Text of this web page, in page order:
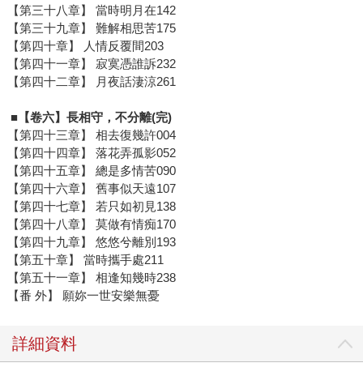
【第三十八章】 當時明月在142
【第三十九章】 難解相思苦175
【第四十章】 人情反覆間203
【第四十一章】 寂寞憑誰訴232
【第四十二章】 月夜話淒涼261
■【卷六】長相守，不分離(完)
【第四十三章】 相去復幾許004
【第四十四章】 落花弄孤影052
【第四十五章】 總是多情苦090
【第四十六章】 舊事似天遠107
【第四十七章】 若只如初見138
【第四十八章】 莫做有情痴170
【第四十九章】 悠悠兮離別193
【第五十章】 當時攜手處211
【第五十一章】 相逢知幾時238
【番 外】 願妳一世安樂無憂
詳細資料